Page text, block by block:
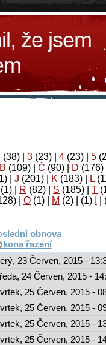
že jsem
(38) 3 (23) 4 (23) 5
B (109) Č (90) D (176)
J (201) K (183) L
(1) R (82) S (185) T
Ο (1) М (2)
(1)
obnova
23 Červen, 2015 -
24 Červen, 2015 -
25 Červen, 2015 -
25 Červen, 2015 -
25 Červen, 2015 -
25 Červen, 2015 -